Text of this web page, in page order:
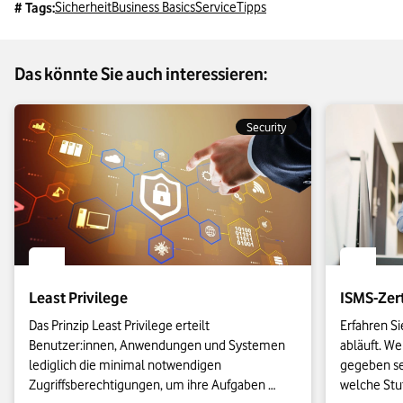
# Tags:SicherheitBusiness BasicsServiceTipps
Das könnte Sie auch interessieren:
Security
Least Privilege
Das Prinzip Least Privilege erteilt
Benutzer:innen, Anwendungen und Systemen
lediglich die minimal notwendigen
Zugriffsberechtigungen, um ihre Aufgaben
ISMS-
Erfahren
abläuft.
gegeben
welche